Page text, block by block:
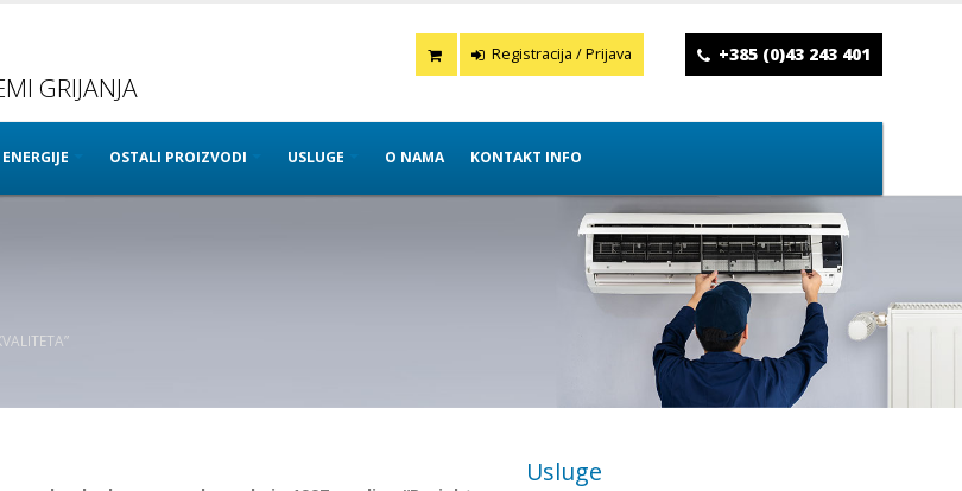
GRIJANJA
+385 (0)43 243 401
Registracija / Prijava
OSTALI PROIZVODI USLUGE O NAMA KONTAKT INFO
Usluge